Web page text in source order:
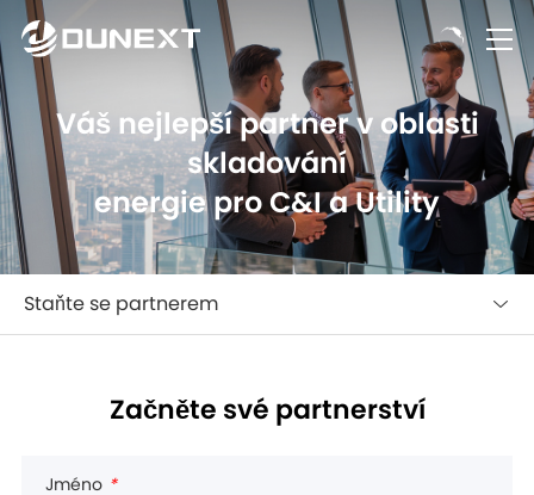
Váš nejlepší partner v oblasti
skladování
energie pro C&I a Utility
Staňte se partnerem
Začněte své partnerství
Jméno *